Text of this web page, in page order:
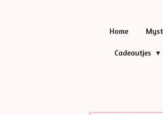
Home
Cadeautjes